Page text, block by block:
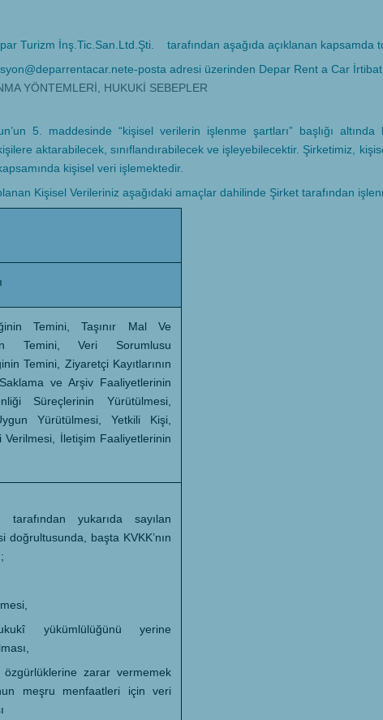
Turizm İnş.Tic.San.Ltd.Şti. tarafından aşağıda açıklanan kapsamda
posta adresi üzerinden Depar Rent a Car
YÖNTEMLERİ, HUKUKİ SEBEPLER
5. maddesinde “kişisel verilerin işlenme şartları” başlığı
aktarabilecek, sınıflandırabilecek ve işleyebilecektir. Şirketimiz,
kişisel veri işlemektedir.
Kişisel Verileriniz aşağıdaki amaçlar dahilinde Şirket tarafından
Temini, Taşınır Mal Ve
Temini, Veri Sorumlusu
Temini, Ziyaretçi Kayıtlarının
ve Arşiv Faaliyetlerinin
Süreçlerinin Yürütülmesi,
Yürütülmesi, Yetkili Kişi,
İletişim Faaliyetlerinin
yukarıda sayılan
doğrultusunda, başta KVKK’nın
yükümlülüğünü yerine
zarar vermemek
meşru menfaatleri için veri